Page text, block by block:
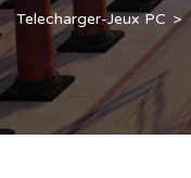
Telecharger-Jeux PC